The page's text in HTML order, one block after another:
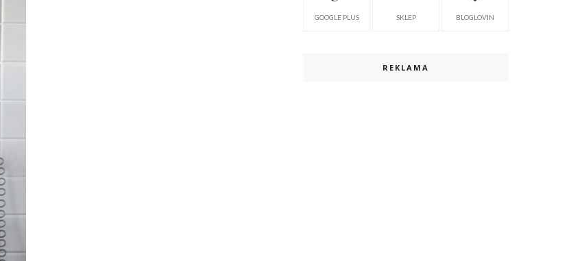
GOOGLE PLUS SKLEP BLOGLOVIN
REKLAMA